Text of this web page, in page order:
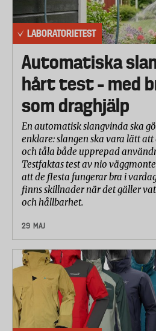
LABORATORIETEST
Automatiska
hårt test – med
som draghjälp
En automatisk slangvinda ska
enklare: slangen ska vara lätt
och tåla både upprepad
Testfaktas test av nio
att de flesta fungerar bra i
finns skillnader när det gäller
och hållbarhet.
29 MAJ